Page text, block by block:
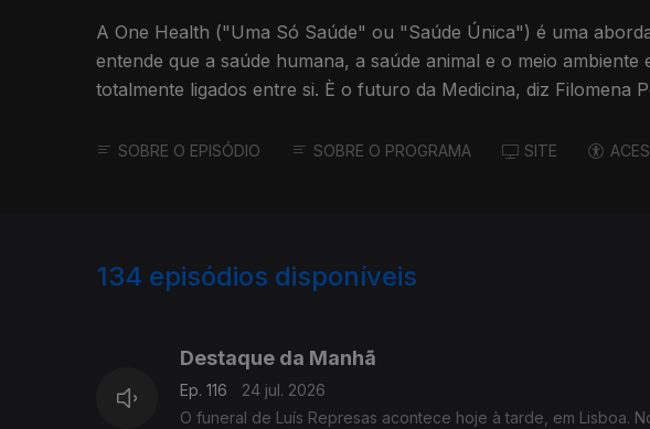
A One Health ("Uma Só Saúde" ou "Saúde Única") é uma
entende que a saúde humana, a saúde animal e o meio ambiente
totalmente ligados entre si. È o futuro da Medicina, diz Filomena
SOBRE O EPISÓDIO SOBRE O PROGRAMA SITE
134 episódios disponíveis
Destaque da Manhã
Ep. 116
24 jul. 2026
O funeral de Luís Represas acontece hoje à tarde, em Lisboa.